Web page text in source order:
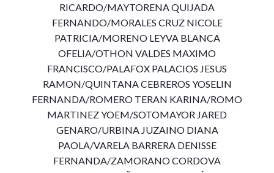
RICARDO/MAYTORENA QUIJADA
FERNANDO/MORALES CRUZ NICOLE
PATRICIA/MORENO LEYVA BLANCA
OFELIA/OTHON VALDES MAXIMO
FRANCISCO/PALAFOX PALACIOS JESUS
RAMON/QUINTANA CEBREROS YOSELIN
FERNANDA/ROMERO TERAN KARINA/ROMO
MARTINEZ YOEM/SOTOMAYOR JARED
GENARO/URBINA JUZAINO DIANA
PAOLA/VARELA BARRERA DENISSE
FERNANDA/ZAMORANO CORDOVA